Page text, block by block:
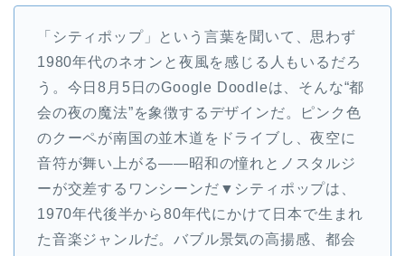
「シティポップ」という言葉を聞いて、思わず
1980年代のネオンと夜風を感じる人もいるだろ
う。今日8月5日のGoogle Doodleは、そんな“都
会の夜の魔法”を象徴するデザインだ。ピンク色
のクーペが南国の並木道をドライブし、夜空に
音符が舞い上がる――昭和の憧れとノスタルジ
ーが交差するワンシーンだ▼シティポップは、
1970年代後半から80年代にかけて日本で生まれ
た音楽ジャンルだ。バブル景気の高揚感、都会